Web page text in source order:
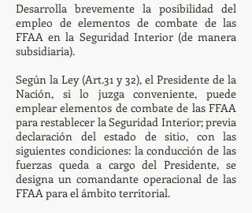
Desarrolla brevemente la posibilidad del
empleo de elementos de combate de las
FFAA en la Seguridad Interior (de manera
subsidiaria).
Según la Ley (Art.31 y 32), el Presidente de la
Nación, si lo juzga conveniente, puede
emplear elementos de combate de las FFAA
para restablecer la Seguridad Interior; previa
declaración del estado de sitio, con las
siguientes condiciones: la conducción de las
fuerzas queda a cargo del Presidente, se
designa un comandante operacional de las
FFAA para el ámbito territorial.